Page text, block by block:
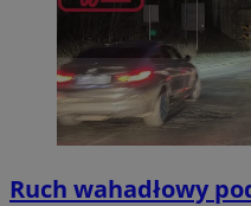
Ruch wahadłowy